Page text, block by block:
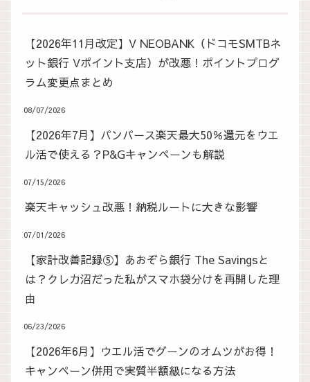
【2026年11月改定】V NEOBANK（ドコモSMTBネ
ット銀行 Vポイント支店）が改悪！ポイントプログ
ラム変更点まとめ
08/07/2026
【2026年7月】パンパース楽天最大50％還元をウエ
ル活で使える？P&Gキャンペーンも解説
07/15/2026
楽天キャッシュ改悪！納税ルートに大きな影響
07/01/2026
【家計改善記録⑤】あおぞら銀行 The Savingsと
は？クレカ沼だった私がスマホ袋分けを再開した理
由
06/23/2026
【2026年6月】ウエル活でグーンのオムツがお得！
キャンペーン併用で実質半額級になる方法